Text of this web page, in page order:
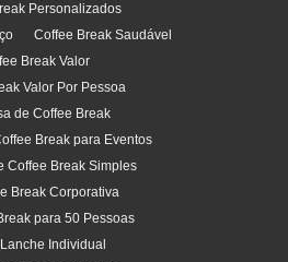
Personalizados
Coffee Break Saudável
Break Valor
Valor Por Pessoa
de Coffee Break
Break para Eventos
Coffee Break Simples
Break Corporativa
para 50 Pessoas
Individual